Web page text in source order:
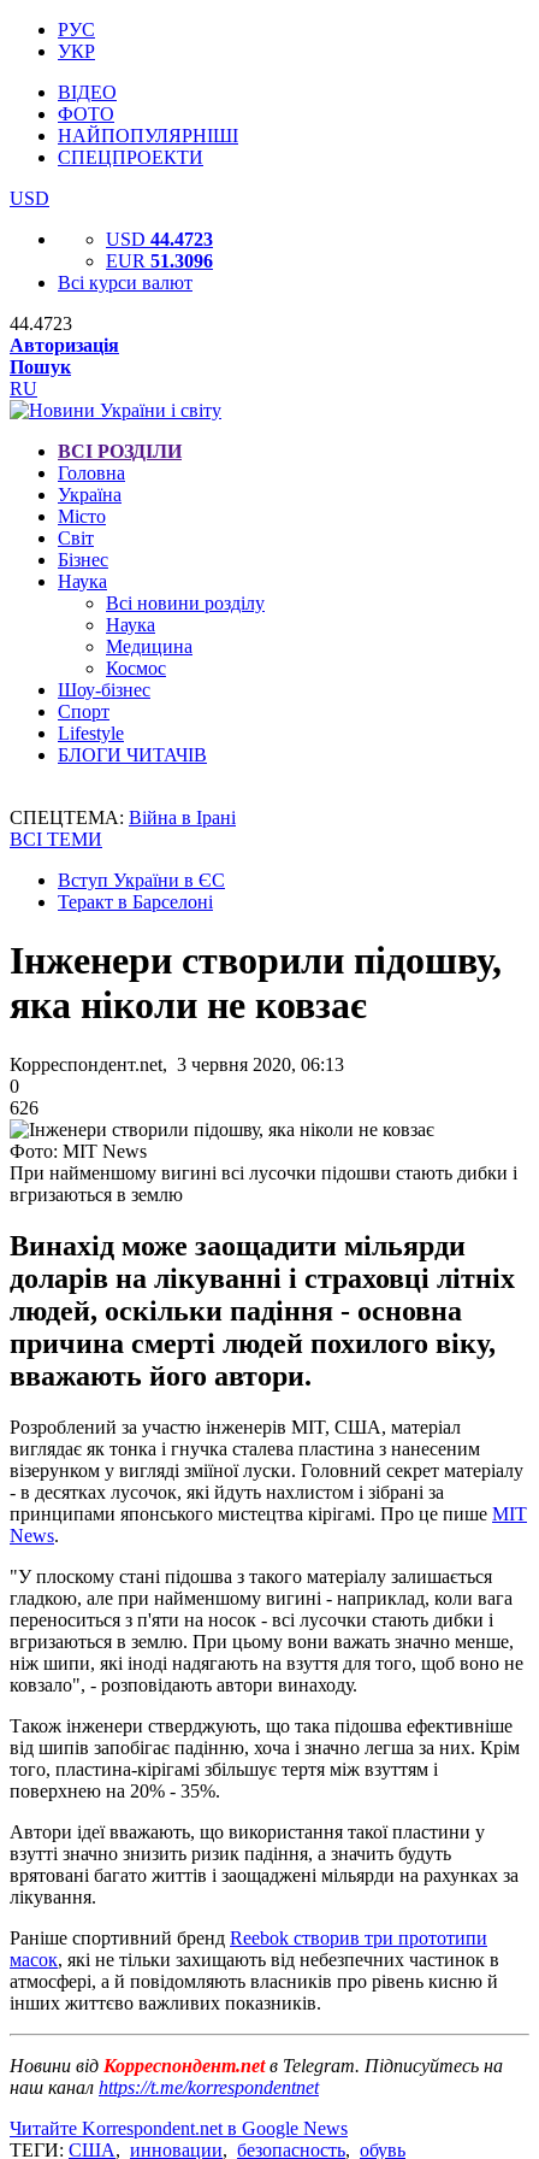
РУС
УКР
ВІДЕО
ФОТО
НАЙПОПУЛЯРНІШІ
СПЕЦПРОЕКТИ
USD
USD 44.4723
EUR 51.3096
Всі курси валют
44.4723
Авторизація
Пошук
RU
ВСІ РОЗДІЛИ
Головна
Україна
Місто
Світ
Бізнес
Наука
Всі новини розділу
Наука
Медицина
Космос
Шоу-бізнес
Спорт
Lifestyle
БЛОГИ ЧИТАЧІВ
СПЕЦТЕМА: Війна в Ірані
ВСІ ТЕМИ
Вступ України в ЄС
Теракт в Барселоні
Інженери створили підошву,
яка ніколи не ковзає
Корреспондент.net, 3 червня 2020, 06:13
0
626
Фото: MIT News
При найменшому вигині всі лусочки підошви стають дибки і
вгризаються в землю
Винахід може заощадити мільярди
доларів на лікуванні і страховці літніх
людей, оскільки падіння - основна
причина смерті людей похилого віку,
вважають його автори.
Розроблений за участю інженерів MIT, США, матеріал
виглядає як тонка і гнучка сталева пластина з нанесеним
візерунком у вигляді зміїної луски. Головний секрет матеріалу
- в десятках лусочок, які йдуть нахлистом і зібрані за
принципами японського мистецтва кірігамі. Про це пише MIT
News.
"У плоскому стані підошва з такого матеріалу залишається
гладкою, але при найменшому вигині - наприклад, коли вага
переноситься з п'яти на носок - всі лусочки стають дибки і
вгризаються в землю. При цьому вони важать значно менше,
ніж шипи, які іноді надягають на взуття для того, щоб воно не
ковзало", - розповідають автори винаходу.
Також інженери стверджують, що така підошва ефективніше
від шипів запобігає падінню, хоча і значно легша за них. Крім
того, пластина-кірігамі збільшує тертя між взуттям і
поверхнею на 20% - 35%.
Автори ідеї вважають, що використання такої пластини у
взутті значно знизить ризик падіння, а значить будуть
врятовані багато життів і заощаджені мільярди на рахунках за
лікування.
Раніше спортивний бренд Reebok створив три прототипи
масок, які не тільки захищають від небезпечних частинок в
атмосфері, а й повідомляють власників про рівень кисню й
інших життєво важливих показників.
Новини від Корреспондент.netв Telegram. Підписуйтесь на
наш канал https://t.me/korrespondentnet
Читайте Korrespondent.net в Google News
ТЕГИ: США, инновации, безопасность, обувь